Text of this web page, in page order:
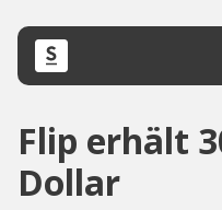
Flip erhält
Dollar